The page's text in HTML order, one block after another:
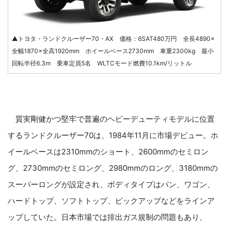
▲トヨタ・ランドクルーザー70・AX 価格：6SAT480万円 全長4890×
全幅1870×全高1920mm ホイールベース2730mm 車重2300kg 最小
回転半径6.3m 乗車定員5名 WLTCモード燃費10.1km/リットル
質実剛健かつ堅牢で普遍のヘビーデューティモデルに位置
するランドクルーザー70は、1984年11月に市場デビュー。ホ
イールベースは2310mmのショート、2600mmのセミロン
グ、2730mmのセミロング、2980mmのロング、3180mmの
スーパーロングが設定され、ボディタイプはバン、ワゴン、
ハードトップ、ソフトトップ、ピックアップなどをラインア
ップしていた。日本市場では排出ガス規制の問題もあり、